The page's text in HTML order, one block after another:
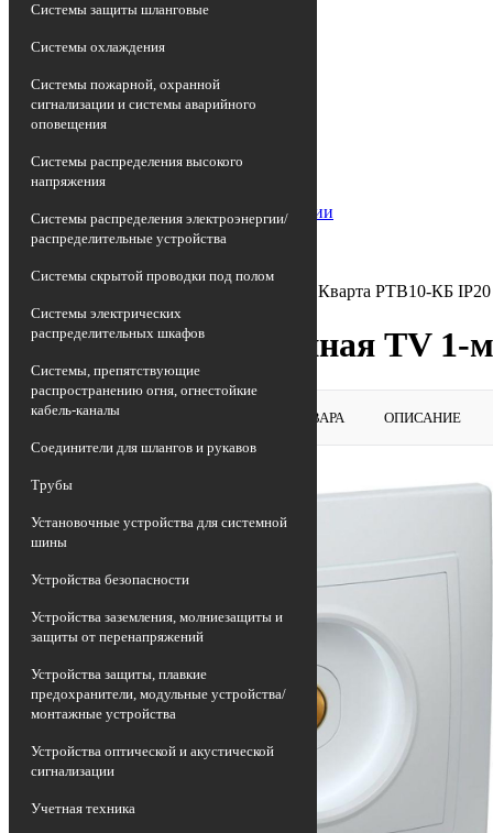
Системы защиты шланговые
Системы охлаждения
Системы пожарной, охранной
сигнализации и системы аварийного
оповещения
Системы распределения высокого
напряжения
Системы распределения электроэнергии/
распределительные устройства
Системы скрытой проводки под полом
Системы электрических
распределительных шкафов
Системы, препятствующие
распространению огня, огнестойкие
кабель-каналы
Соединители для шлангов и рукавов
Трубы
Установочные устройства для системной
шины
Устройства безопасности
Устройства заземления, молниезащиты и
защиты от перенапряжений
Устройства защиты, плавкие
предохранители, модульные устройства/
монтажные устройства
Устройства оптической и акустической
сигнализации
Учетная техника
Главная страница
Каталог
•
Антенны и спутниковые технологии
Розетка антенная TV
•
Розетка телевизионная TV 1-м СП Кварта РТВ10-КБ
Розетка телевизионная
ВЕРНУТЬСЯ В РАЗДЕЛ ОБЗОР ТОВАРА ОПИСАНИЕ